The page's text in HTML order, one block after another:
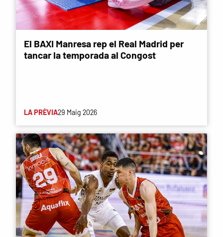
El BAXI Manresa rep el Real Madrid per
tancar la temporada al Congost
LA PRÈVIA29 Maig 2026